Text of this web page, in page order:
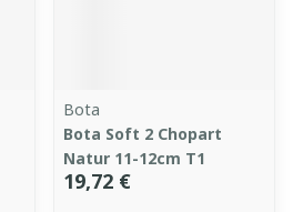
Bota
Bota Soft 2 Chopart
Natur 11-12cm T1
19,72 €